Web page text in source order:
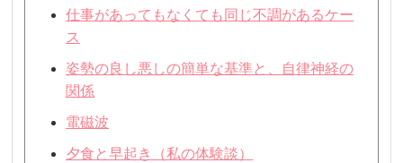
仕事があってもなくても同じ不調があるケー
ス
姿勢の良し悪しの簡単な基準と、自律神経の
関係
電磁波
夕食と早起き（私の体験談）